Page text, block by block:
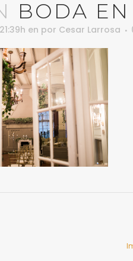
BODA
en por Cesar Larrosa